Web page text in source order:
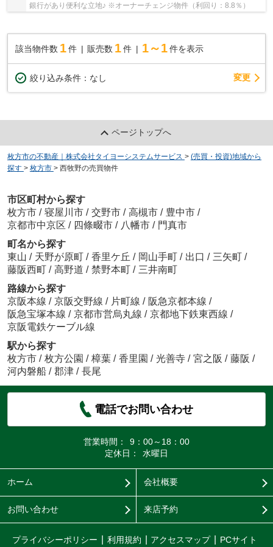
銀行があり便利な立地♪ ※オーナーチェンジ物件（利回り：8.8％）
該当物件数 1件 販売数 1 件 1～1 件を表示
絞り込み条件： なし 変更
ページトップへ
枚方市の不動産｜株式会社タイヨーシステムサービス > (売買・投資)地域から
探す > 枚方市 > 西牧野の売買物件
市区町村から探す
枚方市 / 寝屋川市 / 交野市 / 高槻市 / 豊中市 /
京都市中京区 / 四條畷市 / 八幡市 / 門真市
町名から探す
東山 / 天野が原町 / 香里ケ丘 / 岡山手町 / 出口 / 三矢町 /
藤阪西町 / 高野道 / 禁野本町 / 三井南町
路線から探す
京阪本線 / 京阪交野線 / 片町線 / 阪急京都本線 /
阪急宝塚本線 / 京都市営烏丸線 / 京都地下鉄東西線 /
京阪電鉄ケーブル線
駅から探す
枚方市 / 枚方公園 / 樟葉 / 香里園 / 光善寺 / 宮之阪 / 藤阪 /
河内磐船 / 郡津 / 長尾
電話でお問い合わせ
営業時間：
9：00～18：00
定休日：
水曜日
ホーム 会社概要
お問い合わせ 来店予約
プライバシーポリシー 利用規約 アクセスマップ PCサイト